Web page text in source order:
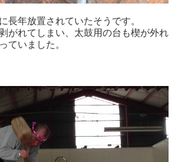
長年放置されていたそうです。
がれてしまい、太鼓用の台も楔が外れ
ていました。